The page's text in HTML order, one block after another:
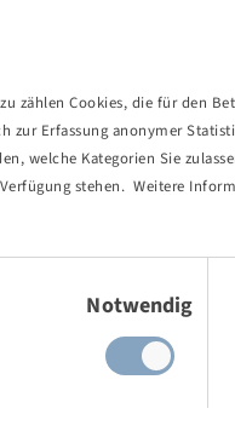
zählen Cookies, die für den
Erfassung anonymer
welche Kategorien Sie
stehen. Weitere
Notwendig
gefolgt, dessen